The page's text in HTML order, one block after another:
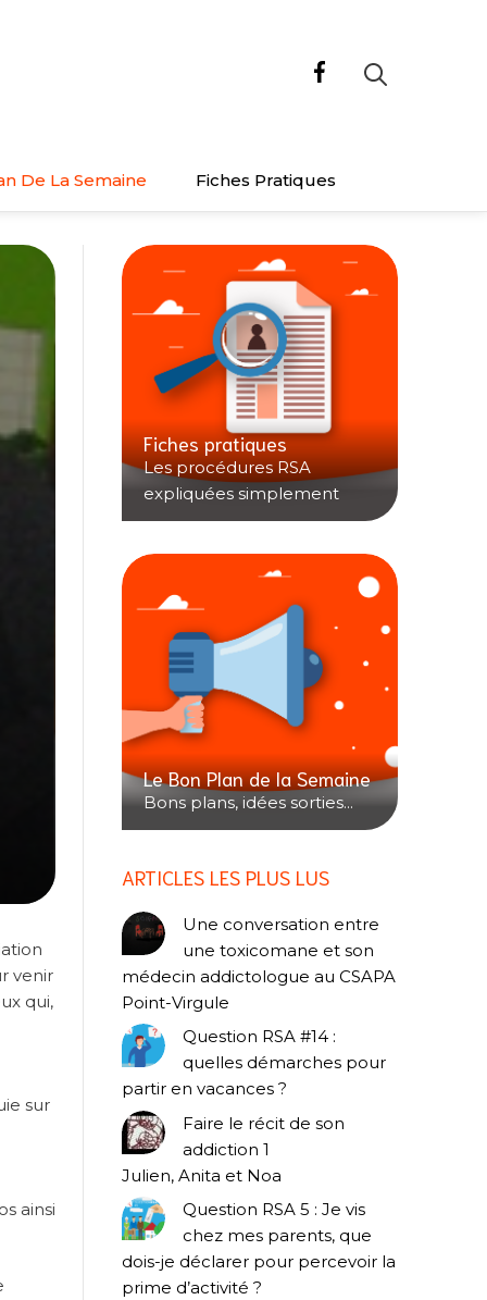
De La Semaine Fiches Pratiques
venir
qui,
sur
ainsi
Fiches pratiques
Les procédures RSA
expliquées simplement
Le Bon Plan de la Semaine
Bons plans, idées sorties...
ARTICLES LES PLUS LUS
Une conversation entre
une toxicomane et son
médecin addictologue au CSAPA
Point-Virgule
Question RSA #14 :
quelles démarches pour
partir en vacances ?
Faire le récit de son
addiction 1
Julien, Anita et Noa
Question RSA 5 : Je vis
chez mes parents, que
dois-je déclarer pour percevoir la
prime d’activité ?